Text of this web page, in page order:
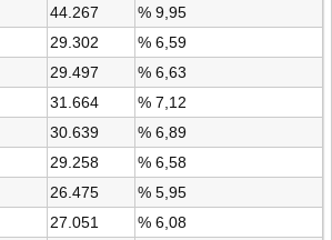
44.267
% 9,95
29.302
% 6,59
29.497
% 6,63
31.664
% 7,12
30.639
% 6,89
29.258
% 6,58
26.475
% 5,95
27.051
% 6,08